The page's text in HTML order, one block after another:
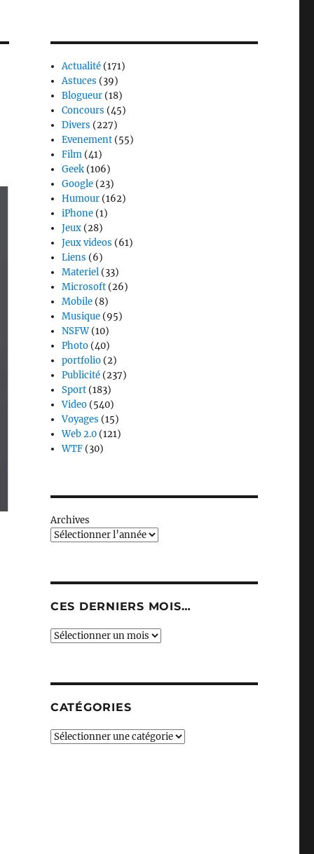
Actualité (171)
Astuces (39)
Blogueur (18)
Concours (45)
Divers (227)
Evenement (55)
Film (41)
Geek (106)
Google (23)
Humour (162)
iPhone (1)
Jeux (28)
Jeux videos (61)
Liens (6)
Materiel (33)
Microsoft (26)
Mobile (8)
Musique (95)
NSFW(10)
Photo (40)
portfolio (2)
Publicité (237)
Sport (183)
Video (540)
Voyages (15)
Web 2.0 (121)
WTF (30)
Archives
CES DERNIERS MOIS…
Ces
CATÉGORIES
Catégories